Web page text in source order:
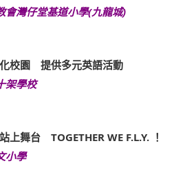
會灣仔堂基道小學(九龍城)
校園 提供多元英語活動
架學校
上舞台 TOGETHER WE F.L.Y. ！
小學